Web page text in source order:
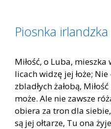
Piosnka irlandzka
Miłość, o Luba,
licach widzę jej łoże;
zbladłych żałobą,
może. Ale nie zawsze
obiera za tron dla
są jej ołtarze, Tu ona